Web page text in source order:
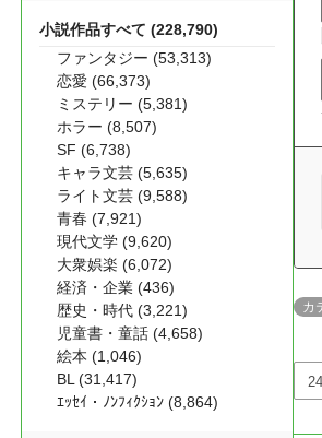
カ
小説作品すべて (228,790)
ファンタジー (53,313)
恋愛 (66,373)
ミステリー (5,381)
ホラー (8,507)
SF (6,738)
キャラ文芸 (5,635)
ライト文芸 (9,588)
青春 (7,921)
現代文学 (9,620)
大衆娯楽 (6,072)
経済・企業 (436)
歴史・時代 (3,221)
児童書・童話 (4,658)
絵本 (1,046)
BL (31,417)
ｴｯｾｲ・ﾉﾝﾌｨｸｼｮﾝ (8,864)